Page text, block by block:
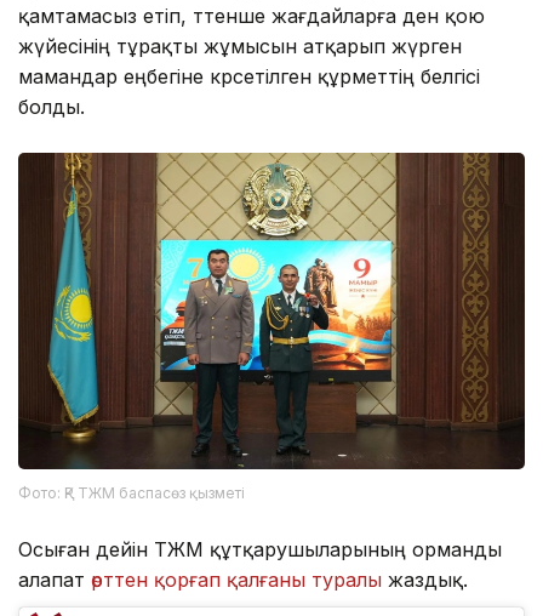
қамтамасыз етіп, төтенше жағдайларға ден қою
жүйесінің тұрақты жұмысын атқарып жүрген
мамандар еңбегіне көрсетілген құрметтің белгісі
болды.
Фото: ҚР ТЖМ баспасөз қызметі
Осыған дейін ТЖМ құтқарушыларының орманды
алапат өрттен қорғап қалғаны туралы жаздық.